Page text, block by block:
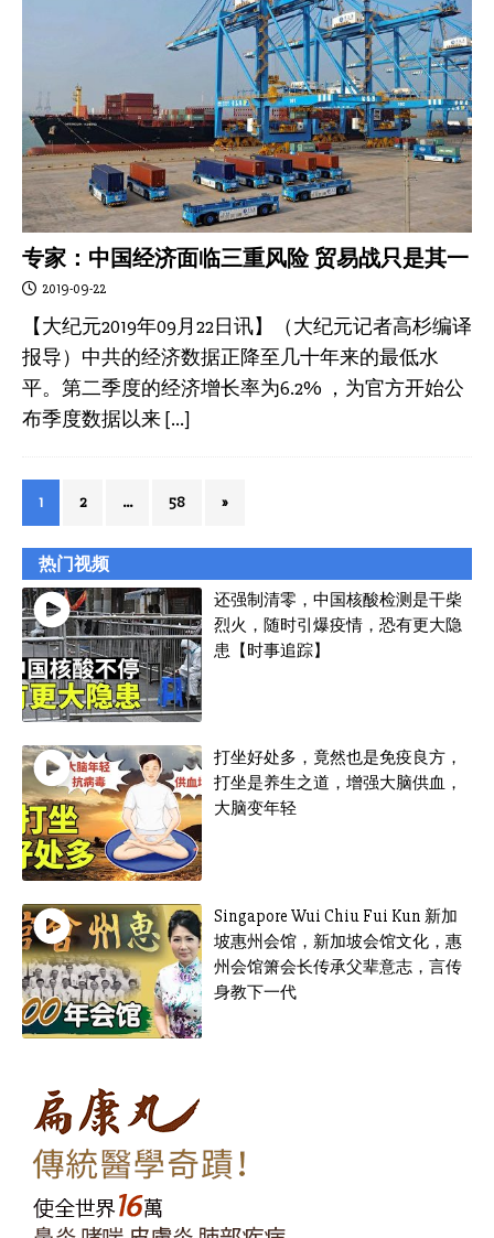
专家：中国经济面临三重风险 贸易战只是其一
2019-09-22
【大纪元2019年09月22日讯】（大纪元记者高杉编译
报导）中共的经济数据正降至几十年来的最低水
平。第二季度的经济增长率为6.2% ，为官方开始公
布季度数据以来[…]
1 2 … 58 »
热门视频
还强制清零，中国核酸检测是干柴
烈火，随时引爆疫情，恐有更大隐
患【时事追踪】
打坐好处多，竟然也是免疫良方，
打坐是养生之道，增强大脑供血，
大脑变年轻
Singapore Wui Chiu Fui Kun 新加
坡惠州会馆，新加坡会馆文化，惠
州会馆箫会长传承父辈意志，言传
身教下一代